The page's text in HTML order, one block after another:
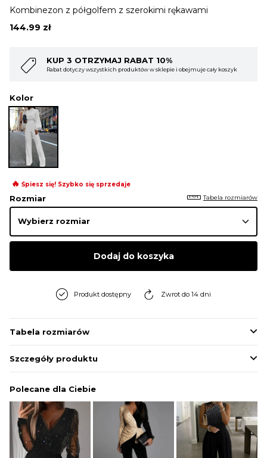
SWETRY
OKRYCIA WIERZCHNIE
Kombinezon z półgolfem z szerokimi rękawami
144.99 zł
RABAT 10%
produktów w sklepie i obejmuje cały koszyk Rabat dotyczy wszystkich
Kolor
🔥 Śpiesz się! Szybko się sprzedaje
Rozmiar Tabela rozmiarów
Dodaj do koszyka
Produkt dostępny Zwrot do 14 dni
Tabela rozmiarów
Szczegóły produktu
Polecane dla Ciebie